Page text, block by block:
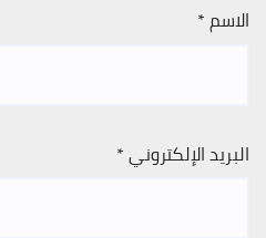
الاسم*
البريد الإلكتروني*